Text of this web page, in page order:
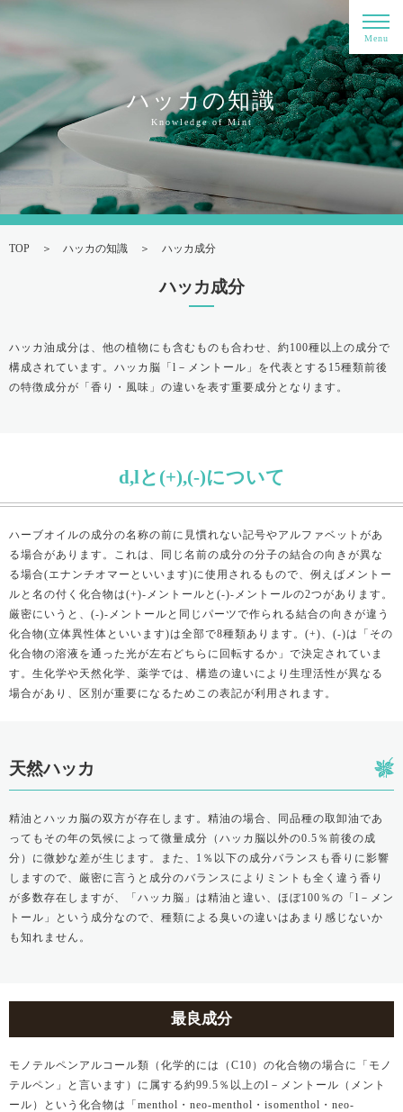
Menu
ハッカの知識
Knowledge of Mint
TOP ハッカの知識 ハッカ成分
ハッカ成分
ハッカ油成分は、他の植物にも含むものも合わせ、約100種以上の成分で
構成されています。ハッカ脳「l－メントール」を代表とする15種類前後
の特徴成分が「香り・風味」の違いを表す重要成分となります。
d,lと(+),(-)について
ハーブオイルの成分の名称の前に見慣れない記号やアルファベットがあ
る場合があります。これは、同じ名前の成分の分子の結合の向きが異な
る場合(エナンチオマーといいます)に使用されるもので、例えばメントー
ルと名の付く化合物は(+)-メントールと(-)-メントールの2つがあります。
厳密にいうと、(-)-メントールと同じパーツで作られる結合の向きが違う
化合物(立体異性体といいます)は全部で8種類あります。(+)、(-)は「その
化合物の溶液を通った光が左右どちらに回転するか」で決定されていま
す。生化学や天然化学、薬学では、構造の違いにより生理活性が異なる
場合があり、区別が重要になるためこの表記が利用されます。
天然ハッカ
精油とハッカ脳の双方が存在します。精油の場合、同品種の取卸油であ
ってもその年の気候によって微量成分（ハッカ脳以外の0.5％前後の成
分）に微妙な差が生じます。また、1％以下の成分バランスも香りに影響
しますので、厳密に言うと成分のバランスによりミントも全く違う香り
が多数存在しますが、「ハッカ脳」は精油と違い、ほぼ100％の「l－メン
トール」という成分なので、種類による臭いの違いはあまり感じないか
も知れません。
最良成分
モノテルペンアルコール類（化学的には（C10）の化合物の場合に「モノ
テルペン」と言います）に属する約99.5％以上のl－メントール（メント
ール）という化合物は「menthol・neo-menthol・isomenthol・neo-